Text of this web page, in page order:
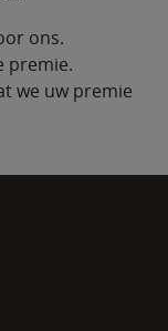
ons.
premie.
we uw premie